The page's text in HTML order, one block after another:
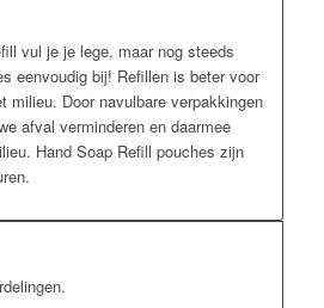
vul je je lege, maar nog steeds
eenvoudig bij! Refillen is beter voor
milieu. Door navulbare verpakkingen
afval verminderen en daarmee
Hand Soap Refill pouches zijn